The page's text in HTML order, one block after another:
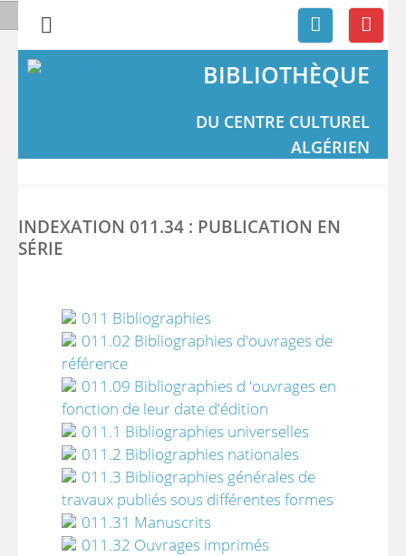
BIBLIOTHÈQUE
DU CENTRE CULTUREL
ALGÉRIEN
INDEXATION 011.34 : PUBLICATION EN
SÉRIE
011 Bibliographies
011.02 Bibliographies d'ouvrages de
référence
011.09 Bibliographies d 'ouvrages en
fonction de leur date d'édition
011.1 Bibliographies universelles
011.2 Bibliographies nationales
011.3 Bibliographies générales de
travaux publiés sous différentes formes
011.31 Manuscrits
011.32 Ouvrages imprimés